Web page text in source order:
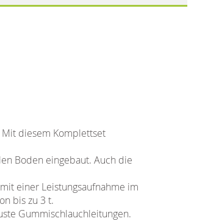
diesem Komplettset
Boden eingebaut. Auch die
einer Leistungsaufnahme im
bis zu 3 t.
Gummischlauchleitungen.